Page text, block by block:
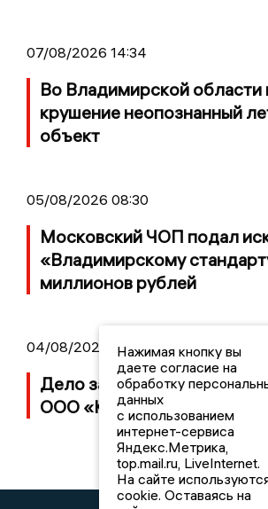
07/08/2026 14:34
Во Владимирской области
крушение неопознанный
объект
05/08/2026 08:30
Московский ЧОП подал
«Владимирскому
миллионов рублей
04/08/2026 15:40
Дело застройщика ЖК
ООО «Капитал Строй»
Нажимая кнопку вы
даете согласие на
обработку
данных
с использованием
интернет-сервиса
Яндекс.Метрика,
top.mail.ru, LiveInternet.
На сайте
cookie. Оставаясь на